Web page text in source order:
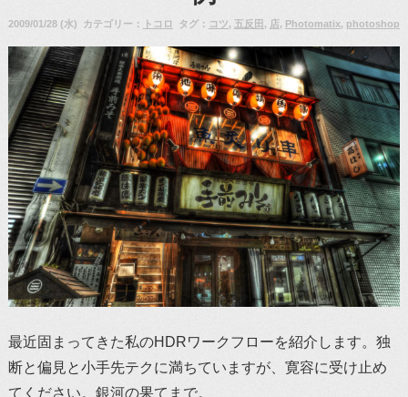
2009/01/28 (水) カテゴリー： トコロ タグ： コツ, 五反田 , 店, Photomatix, photoshop
最近固まってきた私のHDRワークフローを紹介します。独
断と偏見と小手先テクに満ちていますが、寛容に受け止め
てください。銀河の果てまで。